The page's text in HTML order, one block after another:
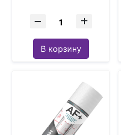
В корзину